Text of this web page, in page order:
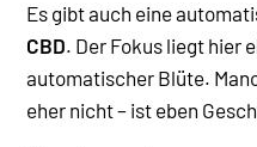
Es gibt auch eine
CBD. Der Fokus liegt hier
automatischer Blüte.
eher nicht – ist eben